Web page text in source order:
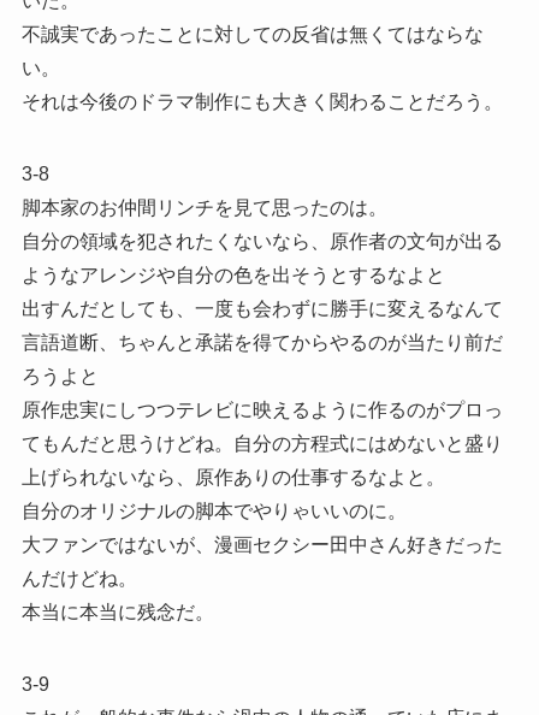
不誠実であったことに対しての反省は無くてはならな
い。
それは今後のドラマ制作にも大きく関わることだろう。
3-8
脚本家のお仲間リンチを見て思ったのは。
自分の領域を犯されたくないなら、原作者の文句が出る
ようなアレンジや自分の色を出そうとするなよと
出すんだとしても、一度も会わずに勝手に変えるなんて
言語道断、ちゃんと承諾を得てからやるのが当たり前だ
ろうよと
原作忠実にしつつテレビに映えるように作るのがプロっ
てもんだと思うけどね。自分の方程式にはめないと盛り
上げられないなら、原作ありの仕事するなよと。
自分のオリジナルの脚本でやりゃいいのに。
大ファンではないが、漫画セクシー田中さん好きだった
んだけどね。
本当に本当に残念だ。
3-9